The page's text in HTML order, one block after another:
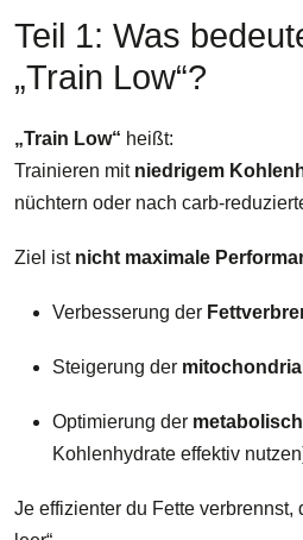
Teil 1: Was
„Train Low“?
„Train Low“ heißt:
Trainieren mit niedrigem
nüchtern oder nach carb-
Ziel ist nicht maximale
Verbesserung der
Steigerung der
Optimierung der
Kohlenhydrate effektiv
Je effizienter du Fette verbrennst,